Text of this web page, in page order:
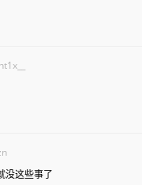
没这些事了